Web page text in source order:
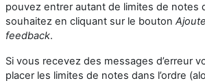
pouvez entrer autant de limites de notes
souhaitez en cliquant sur le bouton
feedback.
Si vous recevez des messages d’erreur
placer les limites de notes dans l’ordre